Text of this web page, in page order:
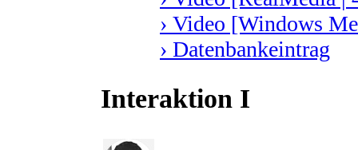
› Video [Windows
› Datenbankeintrag
Interaktion I